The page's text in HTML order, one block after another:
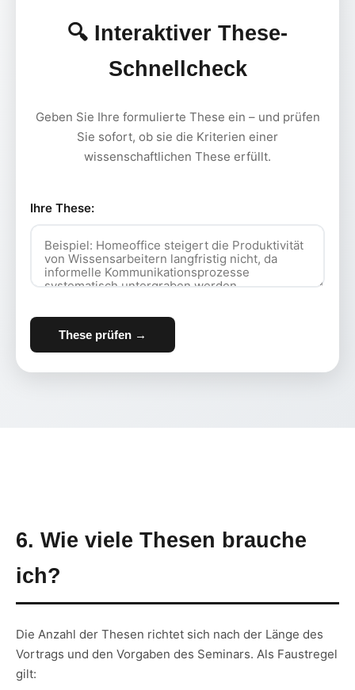
🔍 Interaktiver These-
Schnellcheck
Geben Sie Ihre formulierte These ein – und prüfen
Sie sofort, ob sie die Kriterien einer
wissenschaftlichen These erfüllt.
Ihre These:
These prüfen →
6. Wie viele Thesen brauche
ich?
Die Anzahl der Thesen richtet sich nach der Länge des
Vortrags und den Vorgaben des Seminars. Als Faustregel
gilt: